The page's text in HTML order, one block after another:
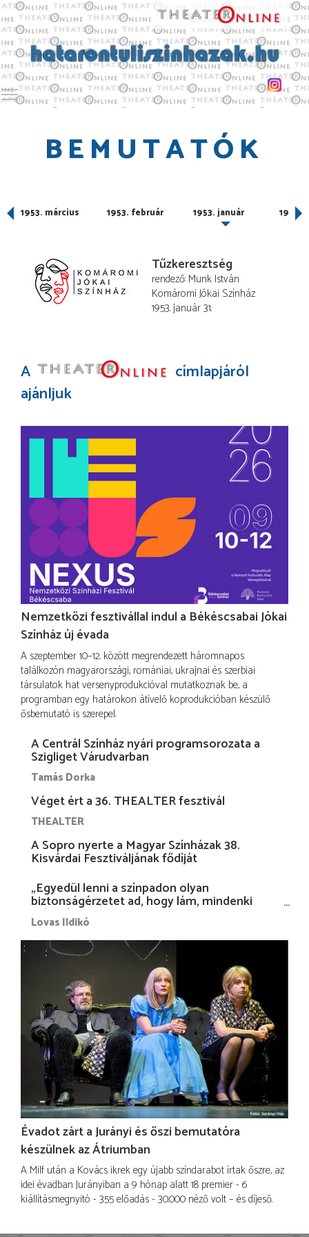
Toggle main menu visibility
BEMUTATÓK
1953. március 1953. február 1953. január 1949.
Tűzkeresztség
rendező Munk István
Komáromi Jókai Színház
1953. január 31.
A
címlapjáról
ajánljuk
Nemzetközi fesztivállal indul a Békéscsabai Jókai
Színház új évada
A szeptember 10–12. között megrendezett háromnapos
találkozón magyarországi, romániai, ukrajnai és szerbiai
társulatok hat versenyprodukcióval mutatkoznak be, a
programban egy határokon átívelő koprodukcióban készülő
ősbemutató is szerepel.
A Centrál Színház nyári programsorozata a
Szigliget Várudvarban
Tamás Dorka
Véget ért a 36. THEALTER fesztivál
THEALTER
A Sopro nyerte a Magyar Színházak 38.
Kisvárdai Fesztiváljának fődíját
„Egyedül lenni a színpadon olyan
biztonságérzetet ad, hogy lám, mindenki
más nélkül is megvagyok magammal…”
Lovas Ildikó
Évadot zárt a Jurányi és őszi bemutatóra
készülnek az Átriumban
A Milf után a Kovács ikrek egy újabb színdarabot írtak őszre, az
idei évadban Jurányiban a 9 hónap alatt 18 premier - 6
kiállításmegnyitó - 355 előadás - 30.000 néző volt – és díjeső.